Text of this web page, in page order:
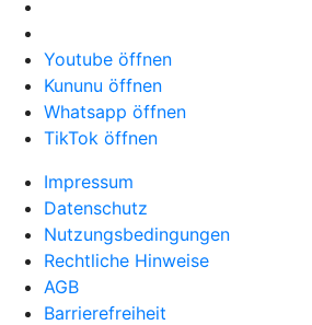
Youtube öffnen
Kununu öffnen
Whatsapp öffnen
TikTok öffnen
Impressum
Datenschutz
Nutzungsbedingungen
Rechtliche Hinweise
AGB
Barrierefreiheit